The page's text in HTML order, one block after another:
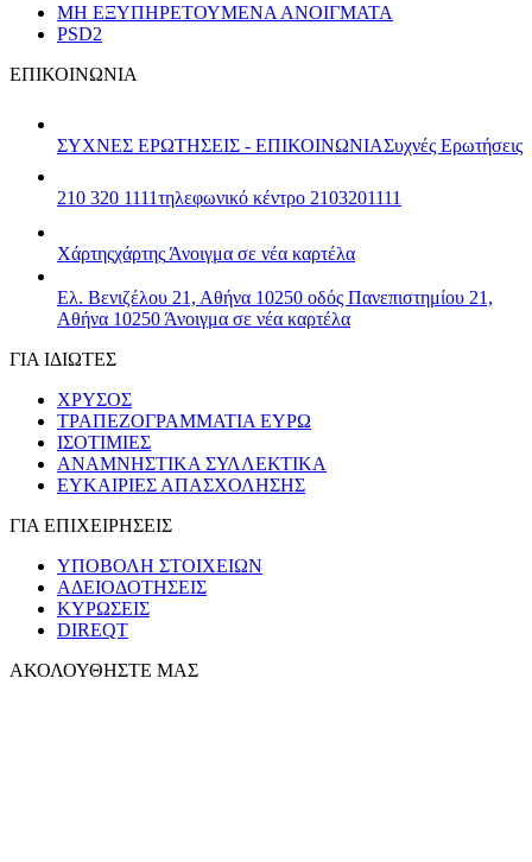
ΜΗ ΕΞΥΠΗΡΕΤΟΥΜΕΝΑ ΑΝΟΙΓΜΑΤΑ
PSD2
ΕΠΙΚΟΙΝΩΝΙΑ
ΣΥΧΝΕΣ ΕΡΩΤΗΣΕΙΣ - ΕΠΙΚΟΙΝΩΝΙΑΣυχνές Ερωτήσεις
210 320 1111τηλεφωνικό κέντρο 2103201111
Χάρτηςχάρτης Άνοιγμα σε νέα καρτέλα
Ελ. Βενιζέλου 21, Αθήνα 10250 οδός Πανεπιστημίου 21,
Αθήνα 10250 Άνοιγμα σε νέα καρτέλα
ΓΙΑ ΙΔΙΩΤΕΣ
ΧΡΥΣΟΣ
ΤΡΑΠΕΖΟΓΡΑΜΜΑΤΙΑ ΕΥΡΩ
ΙΣΟΤΙΜΙΕΣ
ΑΝΑΜΝΗΣΤΙΚΑ ΣΥΛΛΕΚΤΙΚΑ
ΕΥΚΑΙΡΙΕΣ ΑΠΑΣΧΟΛΗΣΗΣ
ΓΙΑ ΕΠΙΧΕΙΡΗΣΕΙΣ
ΥΠΟΒΟΛΗ ΣΤΟΙΧΕΙΩΝ
ΑΔΕΙΟΔΟΤΗΣΕΙΣ
ΚΥΡΩΣΕΙΣ
DIREQT
ΑΚΟΛΟΥΘΗΣΤΕ ΜΑΣ